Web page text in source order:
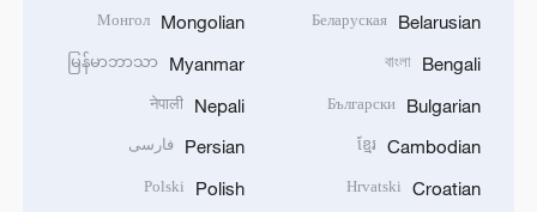
Belarusian
Беларуская
Bengali
বাংলা
Bulgarian
Български
Cambodian
ខ្មែរ
Croatian
Hrvatski
Mongolian
Монгол
Myanmar
မြန်မာဘာသာ
Nepali
नेपाली
Persian فارسی
Polish
Polski